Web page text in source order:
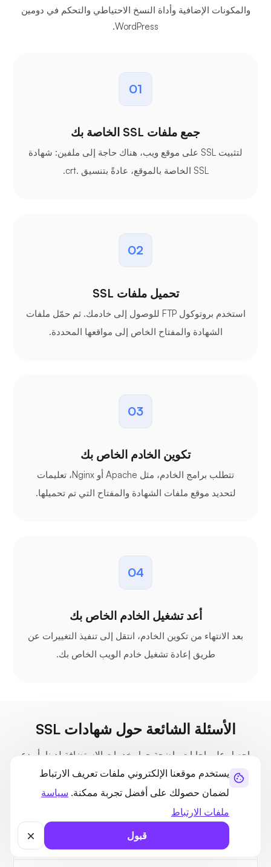
يستخدم موقعنا الإلكتروني ملفات تعريف الارتباط
لضمان حصولك على أفضل تجربة ممكنة. سياسة
ملفات الارتباط
قبول
والمكونات الإضافية وأداة النسخ الاحتياطي والتحكم في دومين
WordPress.
01
جمع ملفات SSL الخاصة بك
لتثبيت SSL على موقع ويب، هناك حاجة إلى ملفين: شهادة
SSL الخاصة بالموقع، عادةً بتنسيق .crt.
02
تحميل ملفات SSL
استخدم بروتوكول FTP للوصول إلى خادمك. ثم حمّل ملفات
الشهادة والمفتاح الخاص إلى مواقعها المحددة.
03
تكوين الخادم الخاص بك
تتطلب برامج الخادم، مثل Apache أو Nginx، تعليمات
لتحديد موقع ملفات الشهادة والمفتاح التي تم تحميلها.
04
أعد تشغيل الخادم الخاص بك
بعد الانتهاء من تكوين الخادم، انتقل إلى تنفيذ التغييرات عن
طريق إعادة تشغيل خادم الويب الخاص بك.
الأسئلة الشائعة حول شهادات SSL
احصل على إجابات واضحة حول خدمات الاستضافة لدينا، أو دع
UltaAI تساعدك على الفور.
لماذا أحتاج إلى شهادة SSL؟
ما هي أنواع شهادات SSL المتوفرة؟